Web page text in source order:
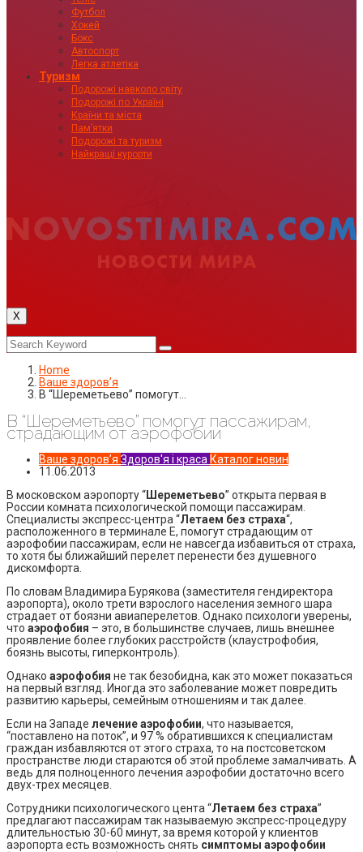
Футбол
Хокей
Бокс
Автоспорт
Легка атлетіка
Туризм
Подорожі навколо світу
Подорожі по Україні
Країни та міста
Пам’ятки
Подорожі та туризм
Найкращі курорти
X
Home
Ваше здоровʼя
В “Шереметьево” помогут…
В “Шереметьево” помогут пассажирам,
страдающим от аэрофобии
Ваше здоровʼя Здоров'я і краса Каталог новин
11.06.2013
В московском аэропорту “Шереметьево” открыта первая в
России комната психологической помощи пассажирам.
Специалисты экспресс-центра “Летаем без страха“,
расположенного в терминале Е, помогут страдающим от
аэрофобии пассажирам, если не навсегда избавиться от страха,
то хотя бы ближайший перелет перенести без душевного
дискомфорта.
По словам Владимира Бурякова (заместителя гендиректора
аэропорта), около трети взрослого населения земного шара
страдает от боязни авиаперелетов. Однако психологи уверены,
что аэрофобия – это, в большинстве случаев, лишь внешнее
проявление более глубоких расстройств (клаустрофобия,
боязнь высоты, гиперконтроль).
Однако аэрофобия не так безобидна, как это может показаться
на первый взгляд. Иногда это заболевание может повредить
развитию карьеры, семейным отношениям и так далее.
Если на Западе лечение аэрофобии, что называется,
“поставлено на поток”, и 97 % обратившихся к специалистам
граждан избавляются от этого страха, то на постсоветском
пространстве люди стараются об этой проблеме замалчивать. А
ведь для полноценного лечения аэрофобии достаточно всего
двух-трех месяцев.
Сотрудники психологического цента “Летаем без страха”
предлагают пассажирам так называемую экспресс-процедуру
длительностью 30-60 минут, за время которой у клиентов
аэропорта есть возможность снять симптомы аэрофобии